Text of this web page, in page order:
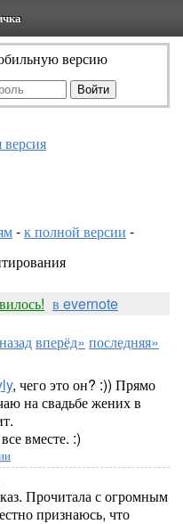
версию
-к полной версии -
в evernote
вперёд» последняя»
, чего это он? :)) Прямо
на свадьбе жених в
вместе. :)
Прочитала с огромным
признаюсь, что